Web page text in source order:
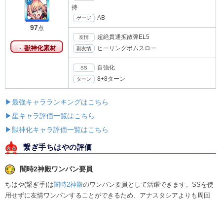
97 点
獣神化素材
持
ゲージ AB
友情 超絶貫通拡散弾EL5
副友情 ヒーリングボムスロー
SS 自強化
ターン 8+8ターン
▶最強キャラランキングはこちら
▶星キャラ評価一覧はこちら
▶獣神化キャラ評価一覧はこちら
繋ぎ手ちはやの評価
闇時2神殿ワンパン要員
ちはや(繋ぎ手)は闇時2神殿のワンパン要員として活躍できます。SSを使
用せずに友情ワンパンすることができるため、アナスタシアよりも周回